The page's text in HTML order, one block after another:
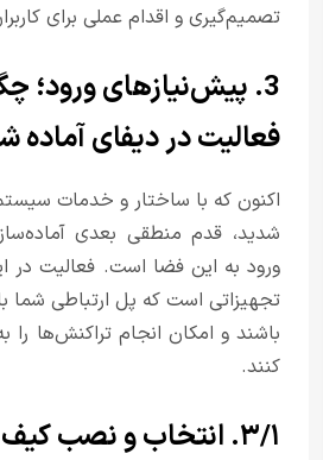
تصمیم‌گیری و اقدام عملی برای
3. پیش‌نیازهای ورود؛
فعالیت در دیفای آماده
اکنون که با ساختار و خدمات
شدید، قدم منطقی بعدی
ورود به این فضا است. فعالیت در
تجهیزاتی است که پل ارتباطی شما
باشند و امکان انجام تراکنش‌ها
کنند.
۳/۱. انتخاب و نصب